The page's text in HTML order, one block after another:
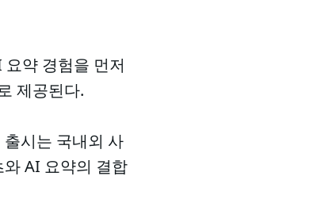
약 경험을 먼저
제공된다.
시는 국내외 사
AI 요약의 결합